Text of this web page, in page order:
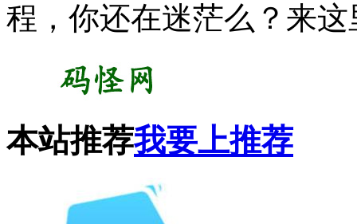
程，你还在迷茫么？来
本站推荐我要上推荐